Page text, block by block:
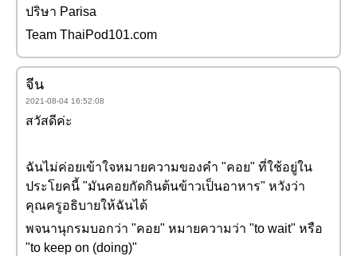
ปริษา Parisa
Team ThaiPod101.com
จีน
2021-08-04 16:52:08
สวัสดีค่ะ
ฉันไม่ค่อยเข้าใจหมายความของคำ "คอย" ที่ใช้อยู่ใน
ประโยคนี้ "มันคอยกัดกินต้นข้าวเป็นอาหาร" หวังว่า
คุณครูอธิบายให้ฉันได้
พจนานุกรมบอกว่า "คอย" หมายความว่า "to wait" หรือ
"to keep on (doing)"